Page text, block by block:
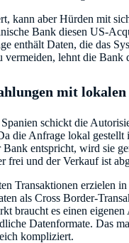
kann aber Hürden mit
Bank diesen US-
enthält Daten, die das
vermeiden, lehnt die Bank
mit
schickt die
die Anfrage lokal gestellt
entspricht, wird sie
frei und der Verkauf ist
Transaktionen erzielen
als Cross Border-
braucht es einen eigenen
Datenformate. Das
kompliziert.